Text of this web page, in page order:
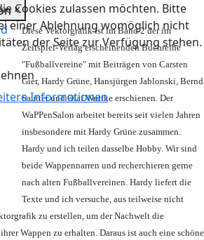
Cookies zulassen möchten. Bitte
einer Ablehnung womöglich nicht
der Seite zur Verfügung stehen.
Informationen
×
Diese Vektorgrafik ist im Band 2 der im
Zeitspiel-Verlag erscheinenden Buchreihe
"Fußballvereine" mit Beiträgen von Carsten
Gier, Hardy Grüne, Hansjürgen Jablonski, Bernd
Sautter und Olaf Wuttke erschienen. Der
WaPPenSalon arbeitet bereits seit vielen Jahren
insbesondere mit Hardy Grüne zusammen.
Hardy und ich teilen dasselbe Hobby. Wir sind
beide Wappennarren und recherchieren gerne
nach alten Fußballvereinen. Hardy liefert die
Texte und ich versuche, aus teilweise nicht
zu erstellen, um der Nachwelt die
Wappen zu erhalten. Daraus ist auch eine schöne